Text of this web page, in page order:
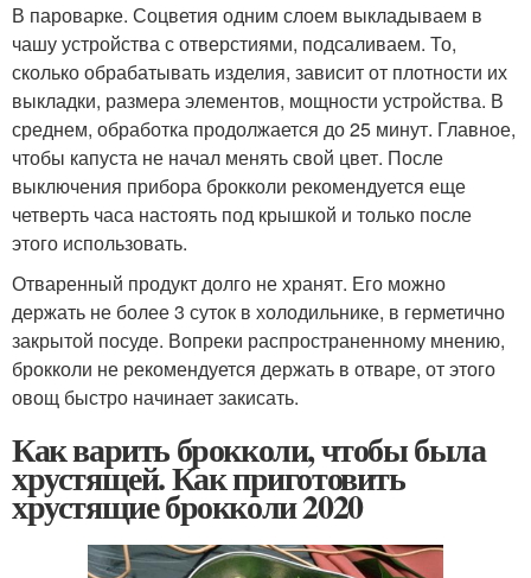
В пароварке. Соцветия одним слоем выкладываем в
чашу устройства с отверстиями, подсаливаем. То,
сколько обрабатывать изделия, зависит от плотности их
выкладки, размера элементов, мощности устройства. В
среднем, обработка продолжается до 25 минут. Главное,
чтобы капуста не начал менять свой цвет. После
выключения прибора брокколи рекомендуется еще
четверть часа настоять под крышкой и только после
этого использовать.
Отваренный продукт долго не хранят. Его можно
держать не более 3 суток в холодильнике, в герметично
закрытой посуде. Вопреки распространенному мнению,
брокколи не рекомендуется держать в отваре, от этого
овощ быстро начинает закисать.
Как варить брокколи, чтобы была
хрустящей. Как приготовить
хрустящие брокколи 2020